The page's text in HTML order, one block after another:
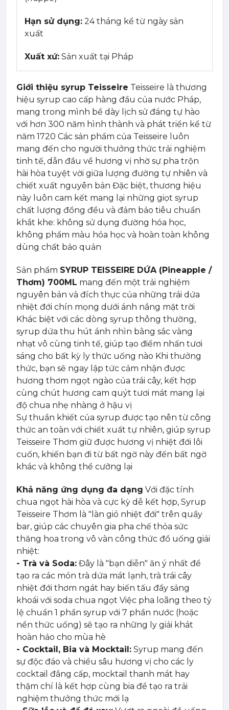
Hạn sử dụng: 24 tháng kể từ ngày sản
xuất
Xuất xứ: Sản xuất tại Pháp
Giới thiệu syrup Teisseire Teisseire là thương
hiệu syrup cao cấp hàng đầu của nước Pháp,
mang trong mình bề dày lịch sử đáng tự hào
với hơn 300 năm hình thành và phát triển kể từ
năm 1720 Các sản phẩm của Teisseire luôn
mang đến cho người thưởng thức trải nghiệm
tinh tế, dẫn đầu về hương vị nhờ sự pha trộn
hài hòa tuyệt vời giữa lượng đường tự nhiên và
chiết xuất nguyên bản Đặc biệt, thương hiệu
này luôn cam kết mang lại những giọt syrup
chất lượng đồng đều và đảm bảo tiêu chuẩn
khắt khe: không sử dụng đường hóa học,
không phẩm màu hóa học và hoàn toàn không
dùng chất bảo quản
Sản phẩm SYRUP TEISSEIRE DỨA (Pineapple /
Thơm) 700ML mang đến một trải nghiệm
nguyên bản và đích thực của những trái dứa
nhiệt đới chín mọng dưới ánh nắng mặt trời
Khác biệt với các dòng syrup thông thường,
syrup dứa thu hút ánh nhìn bằng sắc vàng
nhạt vô cùng tinh tế, giúp tạo điểm nhấn tươi
sáng cho bất kỳ ly thức uống nào Khi thưởng
thức, bạn sẽ ngay lập tức cảm nhận được
hương thơm ngọt ngào của trái cây, kết hợp
cùng chút hương cam quýt tươi mát mang lại
độ chua nhẹ nhàng ở hậu vị
Sự thuần khiết của syrup được tạo nên từ công
thức an toàn với chiết xuất tự nhiên, giúp syrup
Teisseire Thơm giữ được hương vị nhiệt đới lôi
cuốn, khiến bạn đi từ bất ngờ này đến bất ngờ
khác và không thể cưỡng lại
Khả năng ứng dụng đa dạng Với đặc tính
chua ngọt hài hòa và cực kỳ dễ kết hợp, Syrup
Teisseire Thơm là "làn gió nhiệt đới" trên quầy
bar, giúp các chuyên gia pha chế thỏa sức
thăng hoa trong vô vàn công thức đồ uống giải
nhiệt:
- Trà và Soda: Đây là "bạn diễn" ăn ý nhất để
tạo ra các món trà dứa mát lạnh, trà trái cây
nhiệt đới thơm ngát hay biến tấu đầy sảng
khoái với soda chua ngọt Việc pha loãng theo tỷ
lệ chuẩn 1 phần syrup với 7 phần nước (hoặc
nền thức uống) sẽ tạo ra những ly giải khát
hoàn hảo cho mùa hè
- Cocktail, Bia và Mocktail: Syrup mang đến
sự độc đáo và chiều sâu hương vị cho các ly
cocktail đẳng cấp, mocktail thanh mát hay
thậm chí là kết hợp cùng bia để tạo ra trải
nghiệm thưởng thức mới lạ